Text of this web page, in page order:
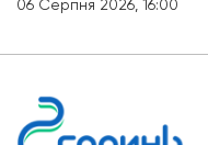
06 Серпня 2026, 16:00